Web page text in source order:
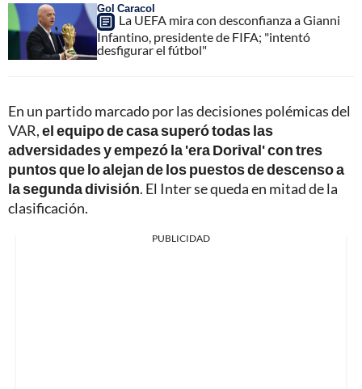
Gol Caracol
La UEFA mira con desconfianza a Gianni
Infantino, presidente de FIFA; "intentó
desfigurar el fútbol"
En un partido marcado por las decisiones polémicas del
VAR,el equipo de casa superó todas las
adversidades y empezó la 'era Dorival' con tres
puntos que lo alejan de los puestos de descenso a
la segunda división. El Inter se queda en mitad de la
clasificación.
PUBLICIDAD